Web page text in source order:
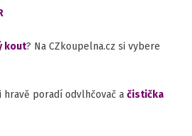
kout? Na CZkoupelna.cz si vybere
poradí odvlhčovač a čistička